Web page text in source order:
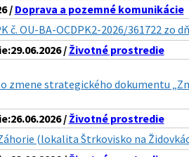
/ Doprava a pozemné komunikácie
č. OU-BA-OCDPK2-2026/361722 zo
/ Životné prostredie
zmene strategického dokumentu
/ Životné prostredie
(lokalita Štrkovisko na